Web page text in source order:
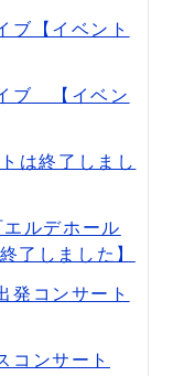
【イベント
ブ 【イベン
は終了しまし
ルデホール
了しました】
コンサート
ンサート